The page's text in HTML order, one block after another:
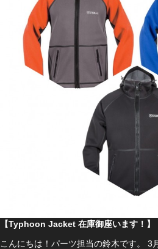
【Typhoon Jacket 在庫御座います！】
こんにちは！パーツ担当の鈴木です。 3